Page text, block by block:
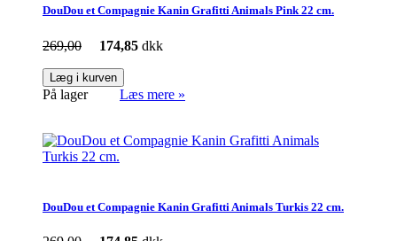
DouDou et Compagnie Kanin Grafitti Animals Pink 22 cm.
269,00 174,85 dkk
Læg i kurven
På lager Læs mere »
DouDou et Compagnie Kanin Grafitti Animals Turkis 22 cm.